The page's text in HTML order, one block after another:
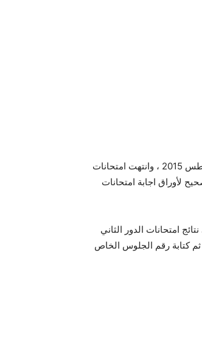
وقد بدأت امتحانات الدور الثاني للشهادة الإعدادية الأزهرية منذ أمس السيت 1 أغسطس 2015 ، وانتهت امتحانات
، وتجري الآن عأعمال التصحيح لأوراق اجابة امتحانات
امتحانات الدور الثاني
ثم كتابة رقم الجلوس الخاص